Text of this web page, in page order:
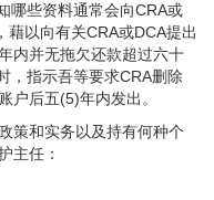
哪些资料通常会向CRA或
藉以向有关CRA或DCA提出
内并无拖欠还款超过六十
，指示吾等要求CRA删除
户后五(5)年内发出。
策和实务以及持有何种个
主任：